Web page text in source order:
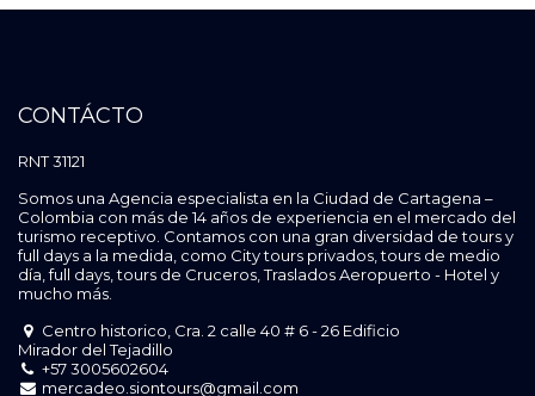
CONTÁCTO
RNT 31121
Somos una Agencia especialista en la Ciudad de Cartagena –
Colombia con más de 14 años de experiencia en el mercado del
turismo receptivo. Contamos con una gran diversidad de tours y
full days a la medida, como City tours privados, tours de medio
día, full days, tours de Cruceros, Traslados Aeropuerto - Hotel y
mucho más.
Centro historico, Cra. 2 calle 40 # 6 - 26 Edificio
Mirador del Tejadillo
+57 3005602604
mercadeo.siontours@gmail.com